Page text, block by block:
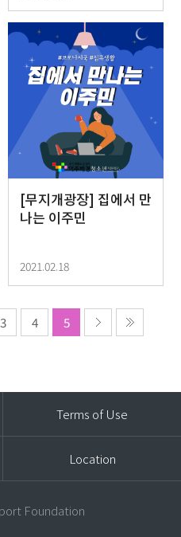
[무지개광장] 집에서 만
나는 이주민
2021.02.18
3 4 5
Terms of Use
Location
Foundation